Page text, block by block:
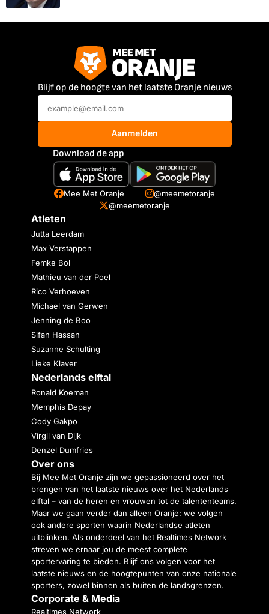
Blijf op de hoogte van het laatste Oranje nieuws
Aanmelden
Download de app
Mee Met Oranje
@meemetoranje
@meemetoranje
Atleten
Jutta Leerdam
Max Verstappen
Femke Bol
Mathieu van der Poel
Rico Verhoeven
Michael van Gerwen
Jenning de Boo
Sifan Hassan
Suzanne Schulting
Lieke Klaver
Nederlands elftal
Ronald Koeman
Memphis Depay
Cody Gakpo
Virgil van Dijk
Denzel Dumfries
Over ons
Bij Mee Met Oranje zijn we gepassioneerd over het
brengen van het laatste nieuws over het Nederlands
elftal – van de heren en vrouwen tot de talententeams.
Maar we gaan verder dan alleen Oranje: we volgen
ook andere sporten waarin Nederlandse atleten
uitblinken. Als onderdeel van het Realtimes Network
streven we ernaar jou de meest complete
sportervaring te bieden. Blijf ons volgen voor het
laatste nieuws en de hoogtepunten van onze nationale
sporters, zowel binnen als buiten de landsgrenzen.
Corporate & Media
Realtimes Network